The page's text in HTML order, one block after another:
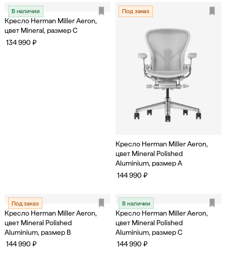
В наличии
Кресло Herman Miller Aeron,
цвет Mineral, размер C
134 990 ₽
Под заказ
Кресло Herman Miller Aeron,
цвет Mineral Polished
Aluminium, размер A
144 990 ₽
Под заказ
Кресло Herman Miller Aeron,
цвет Mineral Polished
Aluminium, размер B
144 990 ₽
В наличии
Кресло Herman Miller Aeron,
цвет Mineral Polished
Aluminium, размер C
144 990 ₽